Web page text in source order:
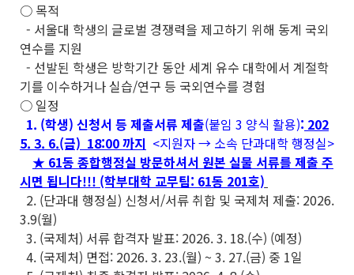
○ 목적
- 서울대 학생의 글로벌 경쟁력을 제고하기 위해 동계 국외
연수를 지원
- 선발된 학생은 방학기간 동안 세계 유수 대학에서 계절학
기를 이수하거나 실습/연구 등 국외연수를 경험
○ 일정
1. (학생) 신청서 등 제출서류 제출(붙임 3 양식 활용): 202
5. 3. 6.(금) 18:00 까지 <지원자 → 소속 단과대학 행정실>
★ 61동 종합행정실 방문하셔서 원본 실물 서류를 제출 주
시면 됩니다!!! (학부대학 교무팀: 61동 201호)
2. (단과대 행정실) 신청서/서류 취합 및 국제처 제출: 2026.
3.9(월)
3. (국제처) 서류 합격자 발표: 2026. 3. 18.(수) (예정)
4. (국제처) 면접: 2026. 3. 23.(월) ~ 3. 27.(금) 중 1일